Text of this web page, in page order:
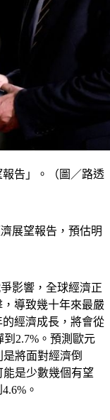
告」。（圖／路透
展望報告，預估明
影響，全球經濟正
導致幾十年來最嚴
經濟成長，將會從
2.7%。預測歐元
是將面對經濟倒
是少數幾個有望